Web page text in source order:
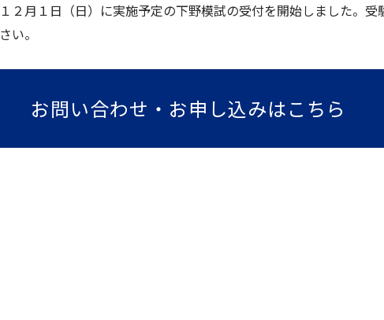
１２月１日（日）に実施予定の下野模試の受付を開始しました。
さい。
お問い合わせ・お申し込みはこちら